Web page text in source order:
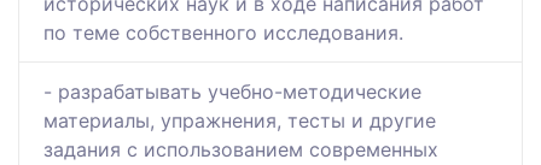
по теме собственного исследования.
- разрабатывать учебно-методические
материалы, упражнения, тесты и другие
задания с использованием современных